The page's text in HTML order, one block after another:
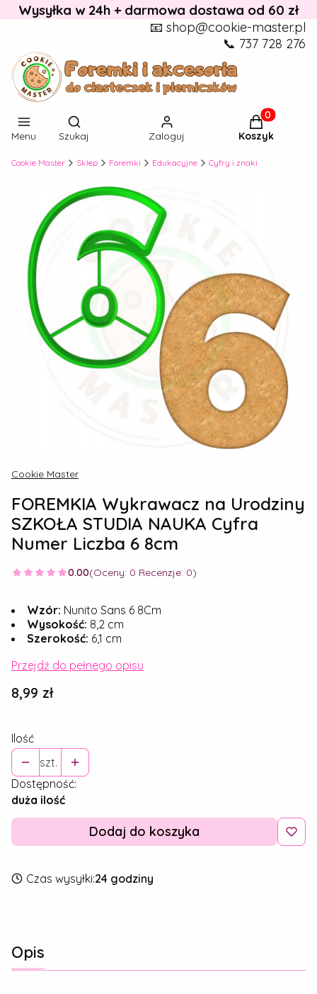
Wysyłka w 24h + darmowa dostawa od 60 zł
📧 shop@cookie-master.pl
📞 737 728 276
Menu
Otwórz wyszukiwarkę
Szukaj Zaloguj
Produkty w
Koszyk
Cookie Master Sklep Foremki Edukacyjne Cyfry i znaki
Cookie Master
FOREMKIA Wykrawacz na Urodziny
SZKOŁA STUDIA NAUKA Cyfra
Numer Liczba 6 8cm
0.00(Oceny: 0 Recenzje: 0)
Wzór: Nunito Sans 6 8Cm
Wysokość: 8,2 cm
Szerokość: 6,1 cm
Przejdź do pełnego opisu
Cena
8,99 zł
Ilość
szt.
Dostępność:
duża ilość
Dodaj do koszyka
Czas wysyłki:24 godziny
Opis